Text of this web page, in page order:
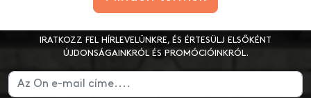
IRATKOZZ FEL HÍRLEVELÜNKRE, ÉS ÉRTESÜLJ ELSŐKÉNT
ÚJDONSÁGAINKRÓL ÉS PROMÓCIÓINKRÓL.